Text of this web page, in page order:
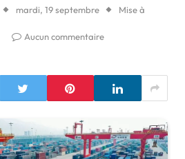
mardi, 19 septembre Mise à
Aucun commentaire